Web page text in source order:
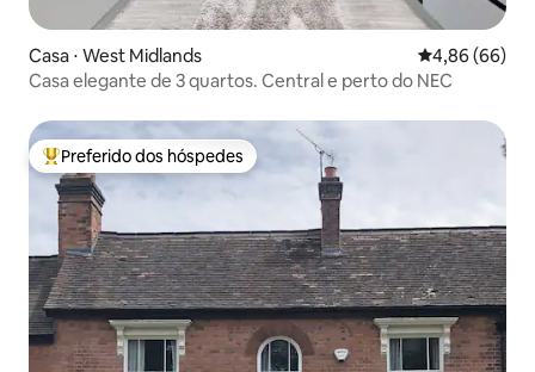
Casa ⋅ West Midlands 4,86 de uma
4,86 (66)
Casa elegante de 3 quartos. Central e perto do NEC
Entre os melhores preferidos dos hóspedes
Preferido dos hóspedes